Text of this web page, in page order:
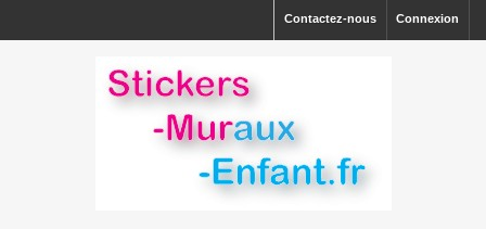
Connexion
Contactez-nous